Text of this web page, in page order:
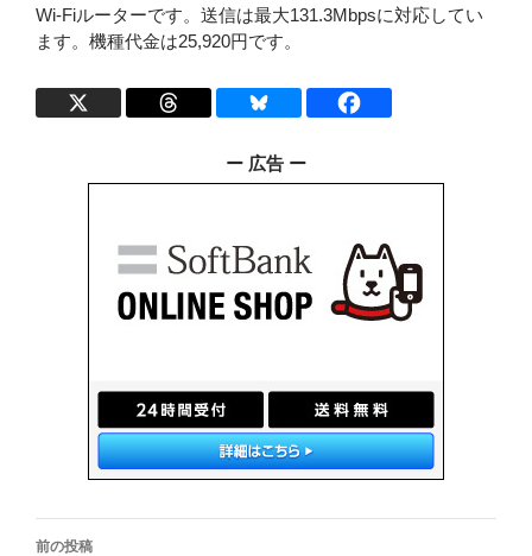
Wi-Fiルーターです。送信は最大131.3Mbpsに対応してい
ます。機種代金は25,920円です。
ー 広告 ー
投
前の投稿